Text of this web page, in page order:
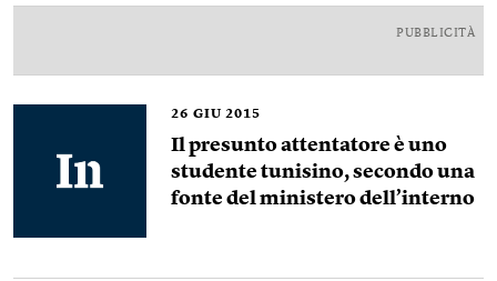
PUBBLICITÀ
26 GIU 2015
Il presunto attentatore è uno
studente tunisino, secondo una
fonte del ministero dell’interno